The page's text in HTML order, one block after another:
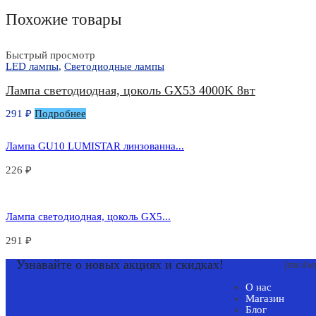
Похожие товары
Быстрый просмотр
LED лампы, Светодиодные лампы
Лампа светодиодная, цоколь GX53 4000K 8вт
291 ₽ Подробнее
Лампа GU10 LUMISTAR линзованна...
226 ₽
Лампа светодиодная, цоколь GX5...
291 ₽
Узнавайте о новых акциях и скидках!
О нас
Магазин
Блог